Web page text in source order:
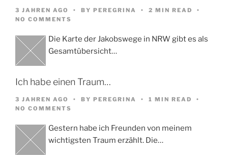
3 JAHREN AGO BY PEREGRINA
2 MIN READ
NO COMMENTS
Die Karte der Jakobswege in NRW gibt es als
Gesamtübersicht…
Ich habe einen Traum…
3 JAHREN AGO BY PEREGRINA
1 MIN READ
NO COMMENTS
Gestern habe ich Freunden von meinem
wichtigsten Traum erzählt. Die…